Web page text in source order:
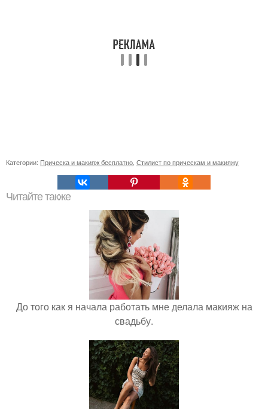
Категории: Прическа и макияж бесплатно Стилист по прическам и макияжу
Читайте также
До того как я начала работать мне делала макияж на
свадьбу.